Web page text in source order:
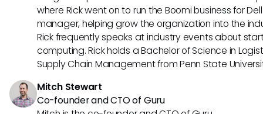
where Rick went on to run the Boomi business for
manager, helping grow the organization into the
Rick frequently speaks at industry events about
computing. Rick holds a Bachelor of Science in
Supply Chain Management from Penn State
Mitch Stewart
Co-founder and CTO of Guru